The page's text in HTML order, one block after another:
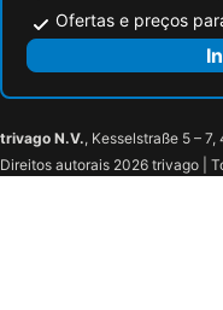
Ofertas e preços
trivago N.V., Kesselstraße 5 –
Direitos autorais 2026 trivago |